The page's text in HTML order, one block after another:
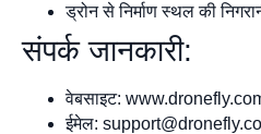
ड्रोन से निर्माण स्थल की
संपर्क जानकारी:
वेबसाइट:
ईमेल: